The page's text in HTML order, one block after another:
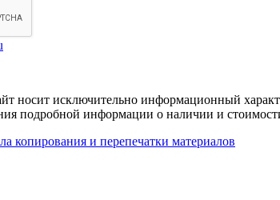
носит исключительно информационный
подробной информации о наличии и
копирования и перепечатки материалов